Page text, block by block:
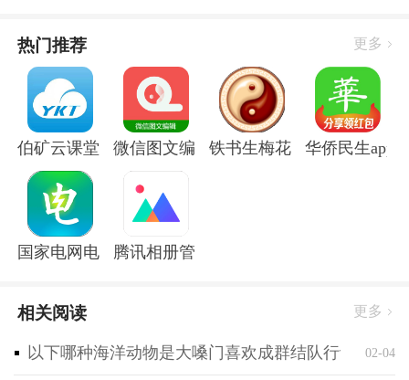
吉他自学app最新版特色
1.丰富的曲谱供你学习.包含了现阶段最为流行的歌曲和
一些经典大家广为流传的（周杰伦,王力宏,欧美名曲,
陶??Beyond,金典歌曲等等）
2.大量优秀的文章。
3.详细的吉他课程,让您不请老师不付钱就能学会吉他.
以及初学者常有的问题,本应用都一一为您解答.
4.系统的乐理知识,采用浅显易懂的语言来2265阐述乐
5.民谣吉的基础知识,基础练以及一些常用演奏技巧.让
特别课程
热门推荐 更多
伯矿云课堂手机版微信图文编辑大师软件
铁书生梅花app华侨民生app
国家电网电e宝官方版腾讯相册管家app
相关阅读 更多
以下哪种海洋动物是大嗓门喜欢成群结队行动 神奇
02-04